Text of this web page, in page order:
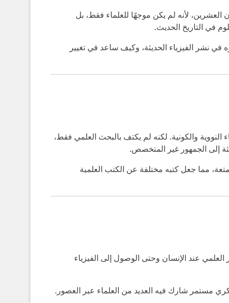
لأنه لم يكن موجهًا للعلماء فقط، بل
في التاريخ الحديث.
نشر الفيزياء الحديثة، وكيف ساعد في تغيير
والكونية. لكنه لم يكتف بالبحث العلمي فقط،
إلى الجمهور غير المتخصص.
مما جعل كتبه مختلفة عن الكتب العلمية
عند الإنسان وحتى الوصول إلى الفيزياء
مستمر شارك فيه العديد من العلماء عبر العصور.